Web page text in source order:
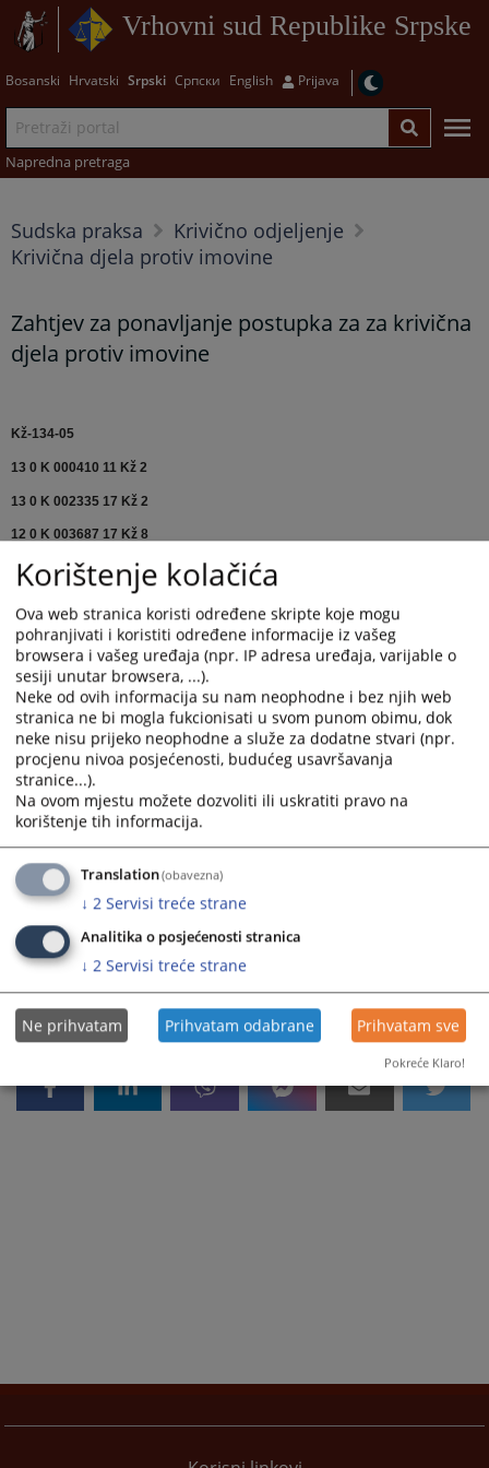
Vrhovni sud Republike Srpske
Bosanski Hrvatski Srpski Српски English Prijava
Napredna pretraga
Sudska praksa
Krivično odjeljenje
Krivična djela protiv imovine
Zahtjev za ponavljanje postupka za za krivična
djela protiv imovine
Kž-134-05
13 0 K 000410 11 Kž 2
13 0 K 002335 17 Kž 2
12 0 K 003687 17 Kž 8
11 0 K 010379 17 Kž 2
11 0 K 021181 18 Kž SENTENCA
11 0 K 007298 18 Kž 2
11 0 K 015091 18 Kž 9
11 0 K 015652 20 Kž 3 SENTENCA
13 0 K 006122 21 Kž 2
11 0 K 025897 24 Kž 2 SENTENCA
Prikazana vijest je na: Srpski jezik
2555PREGLEDA
Korištenje kolačića
Ova web stranica koristi određene skripte koje mogu
pohranjivati i koristiti određene informacije iz vašeg
browsera i vašeg uređaja (npr. IP adresa uređaja, varijable o
sesiji unutar browsera, ...).
Neke od ovih informacija su nam neophodne i bez njih web
stranica ne bi mogla fukcionisati u svom punom obimu, dok
neke nisu prijeko neophodne a služe za dodatne stvari (npr.
procjenu nivoa posjećenosti, budućeg usavršavanja
stranice...).
Na ovom mjestu možete dozvoliti ili uskratiti pravo na
korištenje tih informacija.
Translation(obavezna)
↓ 2 Servisi treće strane
Analitika o posjećenosti stranica
↓ 2 Servisi treće strane
Ne prihvatam Prihvatam odabrane Prihvatam sve
Pokreće Klaro!